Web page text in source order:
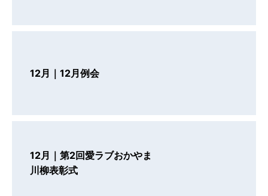
12月｜12月例会
12月｜第2回愛ラブおかやま
川柳表彰式